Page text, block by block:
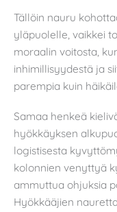
Tällöin nauru
yläpuolelle, vaikkei
moraalin voitosta,
inhimillisyydestä ja
parempia kuin
Samaa henkeä
hyökkäyksen
logistisesta
kolonnien venyttyä
ammuttua ohjuksia
Hyökkääjien